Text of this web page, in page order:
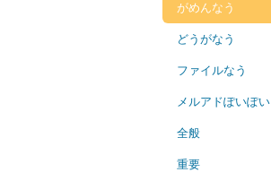
がめんなう
どうがなう
ファイルなう
メルアドぽいぽい
全般
重要